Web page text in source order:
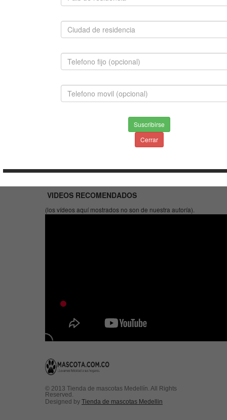
CONTÁCTENOS
Celular:3156696765
3007412916
3740766
Teléfono:3156696765
3007412916
3740766
info@mascota.com.co
ventas@mascota.com.co
VIDEOS RECOMENDADOS
(los vídeos aquí mostrados no son de nuestra autoría).
© 2013 Tienda de mascotas Medellín. All Rights
Reserved.
Designed by Tienda de mascotas Medellin
Suscribirse
Cerrar